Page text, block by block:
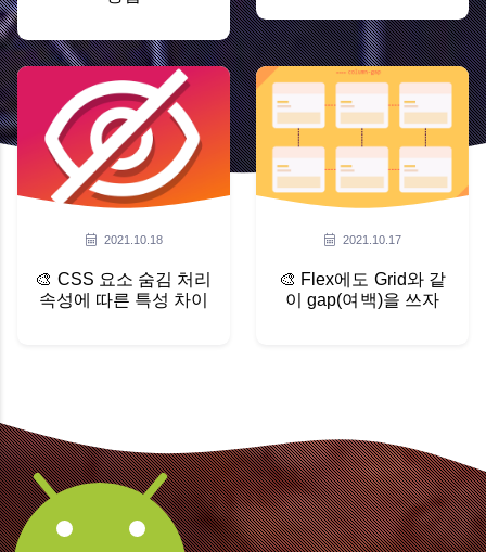
2021.10.18
🎨 CSS 요소 숨김 처리
속성에 따른 특성 차이
2021.10.17
🎨 Flex에도 Grid와 같
이 gap(여백)을 쓰자